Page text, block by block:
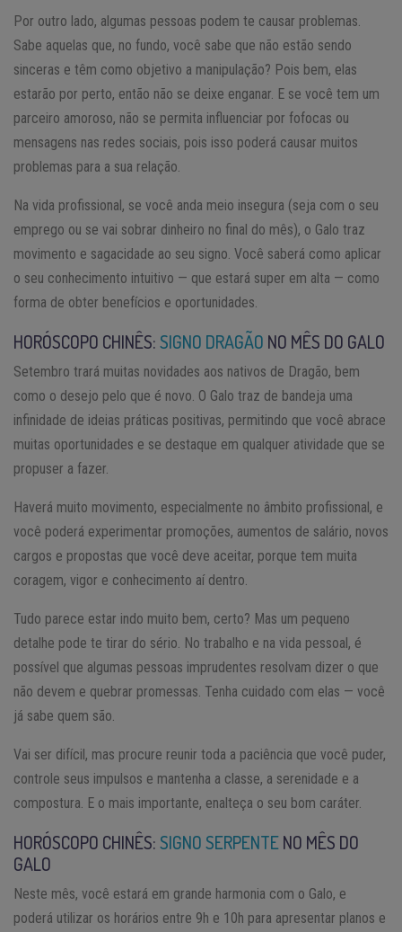
Por outro lado, algumas pessoas podem te causar problemas.
Sabe aquelas que, no fundo, você sabe que não estão sendo
sinceras e têm como objetivo a manipulação? Pois bem, elas
estarão por perto, então não se deixe enganar. E se você tem um
parceiro amoroso, não se permita influenciar por fofocas ou
mensagens nas redes sociais, pois isso poderá causar muitos
problemas para a sua relação.
Na vida profissional, se você anda meio insegura (seja com o seu
emprego ou se vai sobrar dinheiro no final do mês), o Galo traz
movimento e sagacidade ao seu signo. Você saberá como aplicar
o seu conhecimento intuitivo — que estará super em alta — como
forma de obter benefícios e oportunidades.
HORÓSCOPO CHINÊS:SIGNO DRAGÃO NO MÊS DO GALO
Setembro trará muitas novidades aos nativos de Dragão, bem
como o desejo pelo que é novo. O Galo traz de bandeja uma
infinidade de ideias práticas positivas, permitindo que você abrace
muitas oportunidades e se destaque em qualquer atividade que se
propuser a fazer.
Haverá muito movimento, especialmente no âmbito profissional, e
você poderá experimentar promoções, aumentos de salário, novos
cargos e propostas que você deve aceitar, porque tem muita
coragem, vigor e conhecimento aí dentro.
Tudo parece estar indo muito bem, certo? Mas um pequeno
detalhe pode te tirar do sério. No trabalho e na vida pessoal, é
possível que algumas pessoas imprudentes resolvam dizer o que
não devem e quebrar promessas. Tenha cuidado com elas — você
já sabe quem são.
Vai ser difícil, mas procure reunir toda a paciência que você puder,
controle seus impulsos e mantenha a classe, a serenidade e a
compostura. E o mais importante, enalteça o seu bom caráter.
HORÓSCOPO CHINÊS:SIGNO SERPENTENO MÊS DO
GALO
Neste mês, você estará em grande harmonia com o Galo, e
poderá utilizar os horários entre 9h e 10h para apresentar planos e